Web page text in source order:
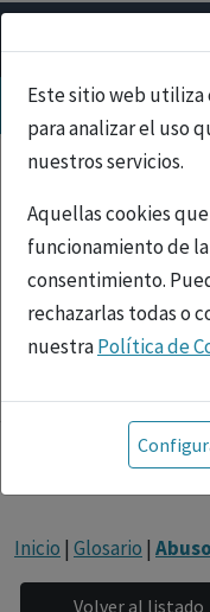
Este sitio web utiliza
para analizar el uso
nuestros servicios.
Aquellas cookies
funcionamiento de
consentimiento.
rechazarlas todas o
nuestraPolítica de
Toda la información
referida a productos
tanto, dirigida a
facultados para
fármacos se facilita
siendo
Inicio | Glosario |